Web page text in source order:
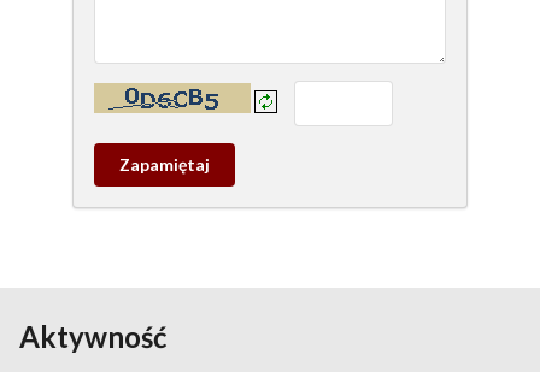
Kontrola - wprowadź tekst z obrazka:
Zapamietaj
wpis
Aktywność